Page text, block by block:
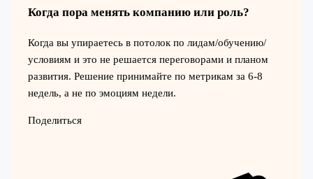
Когда пора менять компанию или роль?
Когда вы упираетесь в потолок по лидам/обучению/
условиям и это не решается переговорами и планом
развития. Решение принимайте по метрикам за 6-8
недель, а не по эмоциям недели.
Поделиться